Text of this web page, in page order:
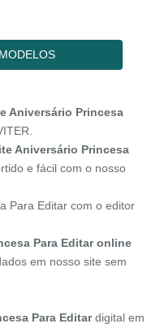
Aniversário Princesa
Aniversário Princesa
e fácil com o nosso
Para Editar com o editor
Para Editar online
em nosso site sem
Para Editardigital em